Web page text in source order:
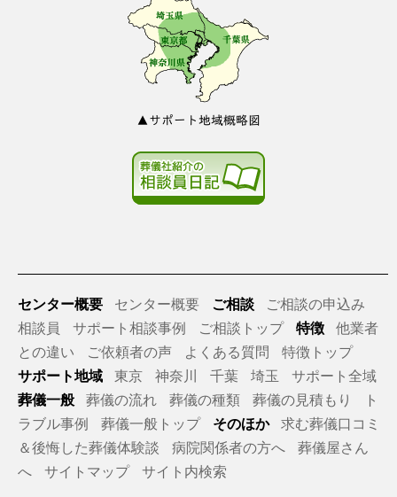
▲サポート地域概略図
センター概要 センター概要 ご相談
ご相談の申込み
相談員
サポート相談事例 ご相談トップ 特徴
他業者
との違い
ご依頼者の声 よくある質問
特徴トップ
サポート地域
東京 神奈川 千葉 埼玉
サポート全域
葬儀一般
葬儀の流れ 葬儀の種類 葬儀の見積もり
ト
ラブル事例
葬儀一般トップ そのほか
求む葬儀口コミ
＆後悔した葬儀体験談
病院関係者の方へ
葬儀屋さん
へ
サイトマップ サイト内検索